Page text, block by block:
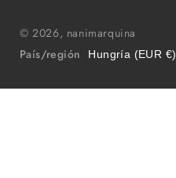
© 2026, nanimarquina
País/región Hungría (EUR €)